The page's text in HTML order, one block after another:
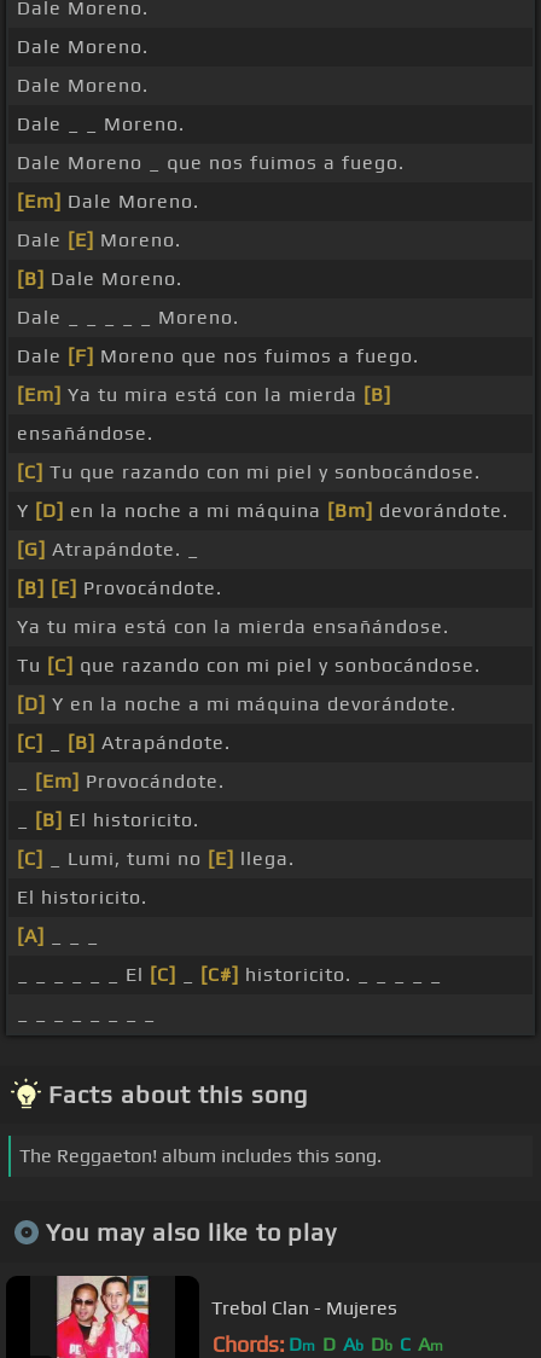
Dale Moreno.
Dale Moreno.
Dale Moreno.
Dale _ _ Moreno.
Dale Moreno _ que nos fuimos a fuego.
[Em] Dale Moreno.
Dale [E] Moreno.
[B] Dale Moreno.
Dale _ _ _ _ _ Moreno.
Dale [F] Moreno que nos fuimos a fuego.
[Em] Ya tu mira está con la mierda [B]
ensañándose.
[C] Tu que razando con mi piel y sonbocándose.
Y [D] en la noche a mi máquina [Bm] devorándote.
[G] Atrapándote. _
[B] [E] Provocándote.
Ya tu mira está con la mierda ensañándose.
Tu [C] que razando con mi piel y sonbocándose.
[D] Y en la noche a mi máquina devorándote.
[C]
[B] Atrapándote.
[Em] Provocándote.
[B] El historicito.
[C]
_ Lumi, tumi no [E] llega.
El historicito.
[A]
_ _ _ _ _ _ El [C] [C#] historicito. _ _ _ _ _
Facts about this song
The Reggaeton! album includes this song.
You may also like to play
Trebol Clan - Mujeres
Chords: Dm D Ab Db C Am